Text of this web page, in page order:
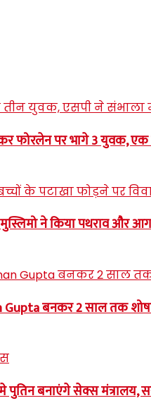
फोरलेन पर भागे 3 युवक, एक
ने किया पथराव और
Gupta बनकर 2 साल तक
बनाएंगे सेक्स मंत्रालय,